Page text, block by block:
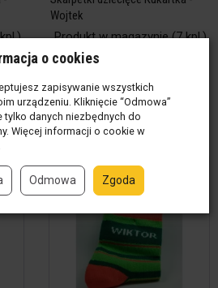
Wojtek
Produkt w magazynie(7 kpl.)
12,00 zł / kpl.
kpl.
Do koszyka
o cookies
zapisywanie wszystkich
urządzeniu. Kliknięcie “Odmowa”
danych niezbędnych do
Więcej informacji o cookie w
Odmowa Zgoda